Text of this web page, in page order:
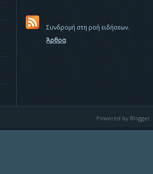
Συνδρομή στη ροή ειδήσεων.
Άρθρα
Powered by Blogger.